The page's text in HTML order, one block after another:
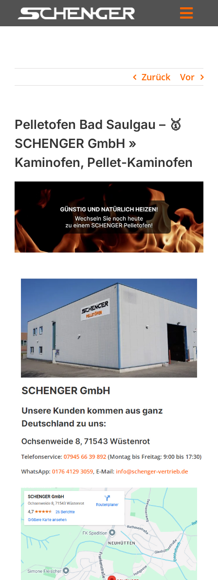
Inhalt
HÄNDLERSUCHE
UNTERNEHMEN
PROFIL
WARENKORB
PRODUCTS
SEARCH
Zurück Vor
Pelletofen Bad Saulgau – 🥇
SCHENGER GmbH »
Kaminofen, Pellet-Kaminofen